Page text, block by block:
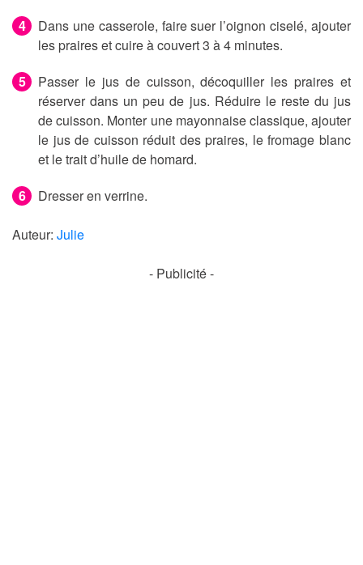
Dans une casserole, faire suer l’oignon ciselé, ajouter
les praires et cuire à couvert 3 à 4 minutes.
Passer le jus de cuisson, décoquiller les praires et
réserver dans un peu de jus. Réduire le reste du jus
de cuisson. Monter une mayonnaise classique, ajouter
le jus de cuisson réduit des praires, le fromage blanc
et le trait d’huile de homard.
Dresser en verrine.
Auteur: Julie
- Publicité -